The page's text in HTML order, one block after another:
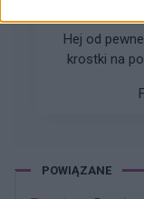
Hej od
krostki na
POWIĄZANE